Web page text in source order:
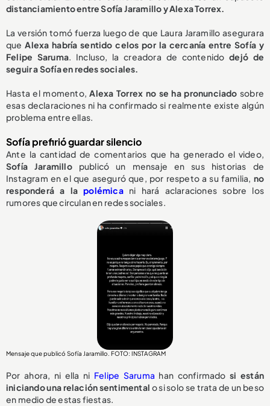
distanciamiento entre Sofía Jaramillo y Alexa Torrex.
La versión tomó fuerza luego de que Laura Jaramillo asegurara
queAlexa habría sentido celos por la cercanía entre Sofía y
Felipe Saruma. Incluso, la creadora de contenidodejó de
seguir a Sofía en redes sociales.
Hasta el momento,Alexa Torrex no se ha pronunciado sobre
esas declaraciones ni ha confirmado si realmente existe algún
problema entre ellas.
Sofía prefirió guardar silencio
Ante la cantidad de comentarios que ha generado el video,
Sofía Jaramillopublicó un mensaje en sus historias de
Instagram en el que aseguró que, por respeto a su familia, no
responderá a lapolémica ni hará aclaraciones sobre los
rumores que circulan en redes sociales.
Mensaje que publicó Sofía Jaramillo. FOTO: INSTAGRAM
Por ahora, ni ella ni Felipe Saruma han confirmadosi están
iniciando una relación sentimental o si solo se trata de un beso
en medio de estas fiestas.